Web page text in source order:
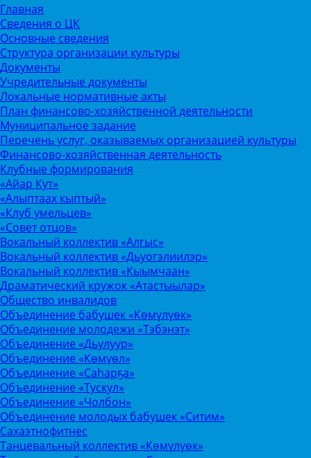
Главная
Сведения о ЦК
Основные сведения
Структура организации культуры
Документы
Учредительные документы
Локальные нормативные акты
План финансово-хозяйственной деятельности
Муниципальное задание
Перечень услуг, оказываемых организацией культуры
Финансово-хозяйственная деятельность
Клубные формирования
«Айар Кут»
«Алыптаах кыптый»
«Клуб умельцев»
«Совет отцов»
Вокальный коллектив «Алгыс»
Вокальный коллектив «Дьуогэлиилэр»
Вокальный коллектив «Кыымчаан»
Драматический кружок «Атастыылар»
Общество инвалидов
Объединение бабушек «Көмүлүөк»
Объединение молодежи «Тэбэнэт»
Объединение «Дьулуур»
Объединение «Көмүөл»
Объединение «Саhарҕа»
Объединение «Тускул»
Объединение «Чолбон»
Объединение молодых бабушек «Ситим»
Сахаэтнофитнес
Танцевальный коллектив «Көмүлүөк»